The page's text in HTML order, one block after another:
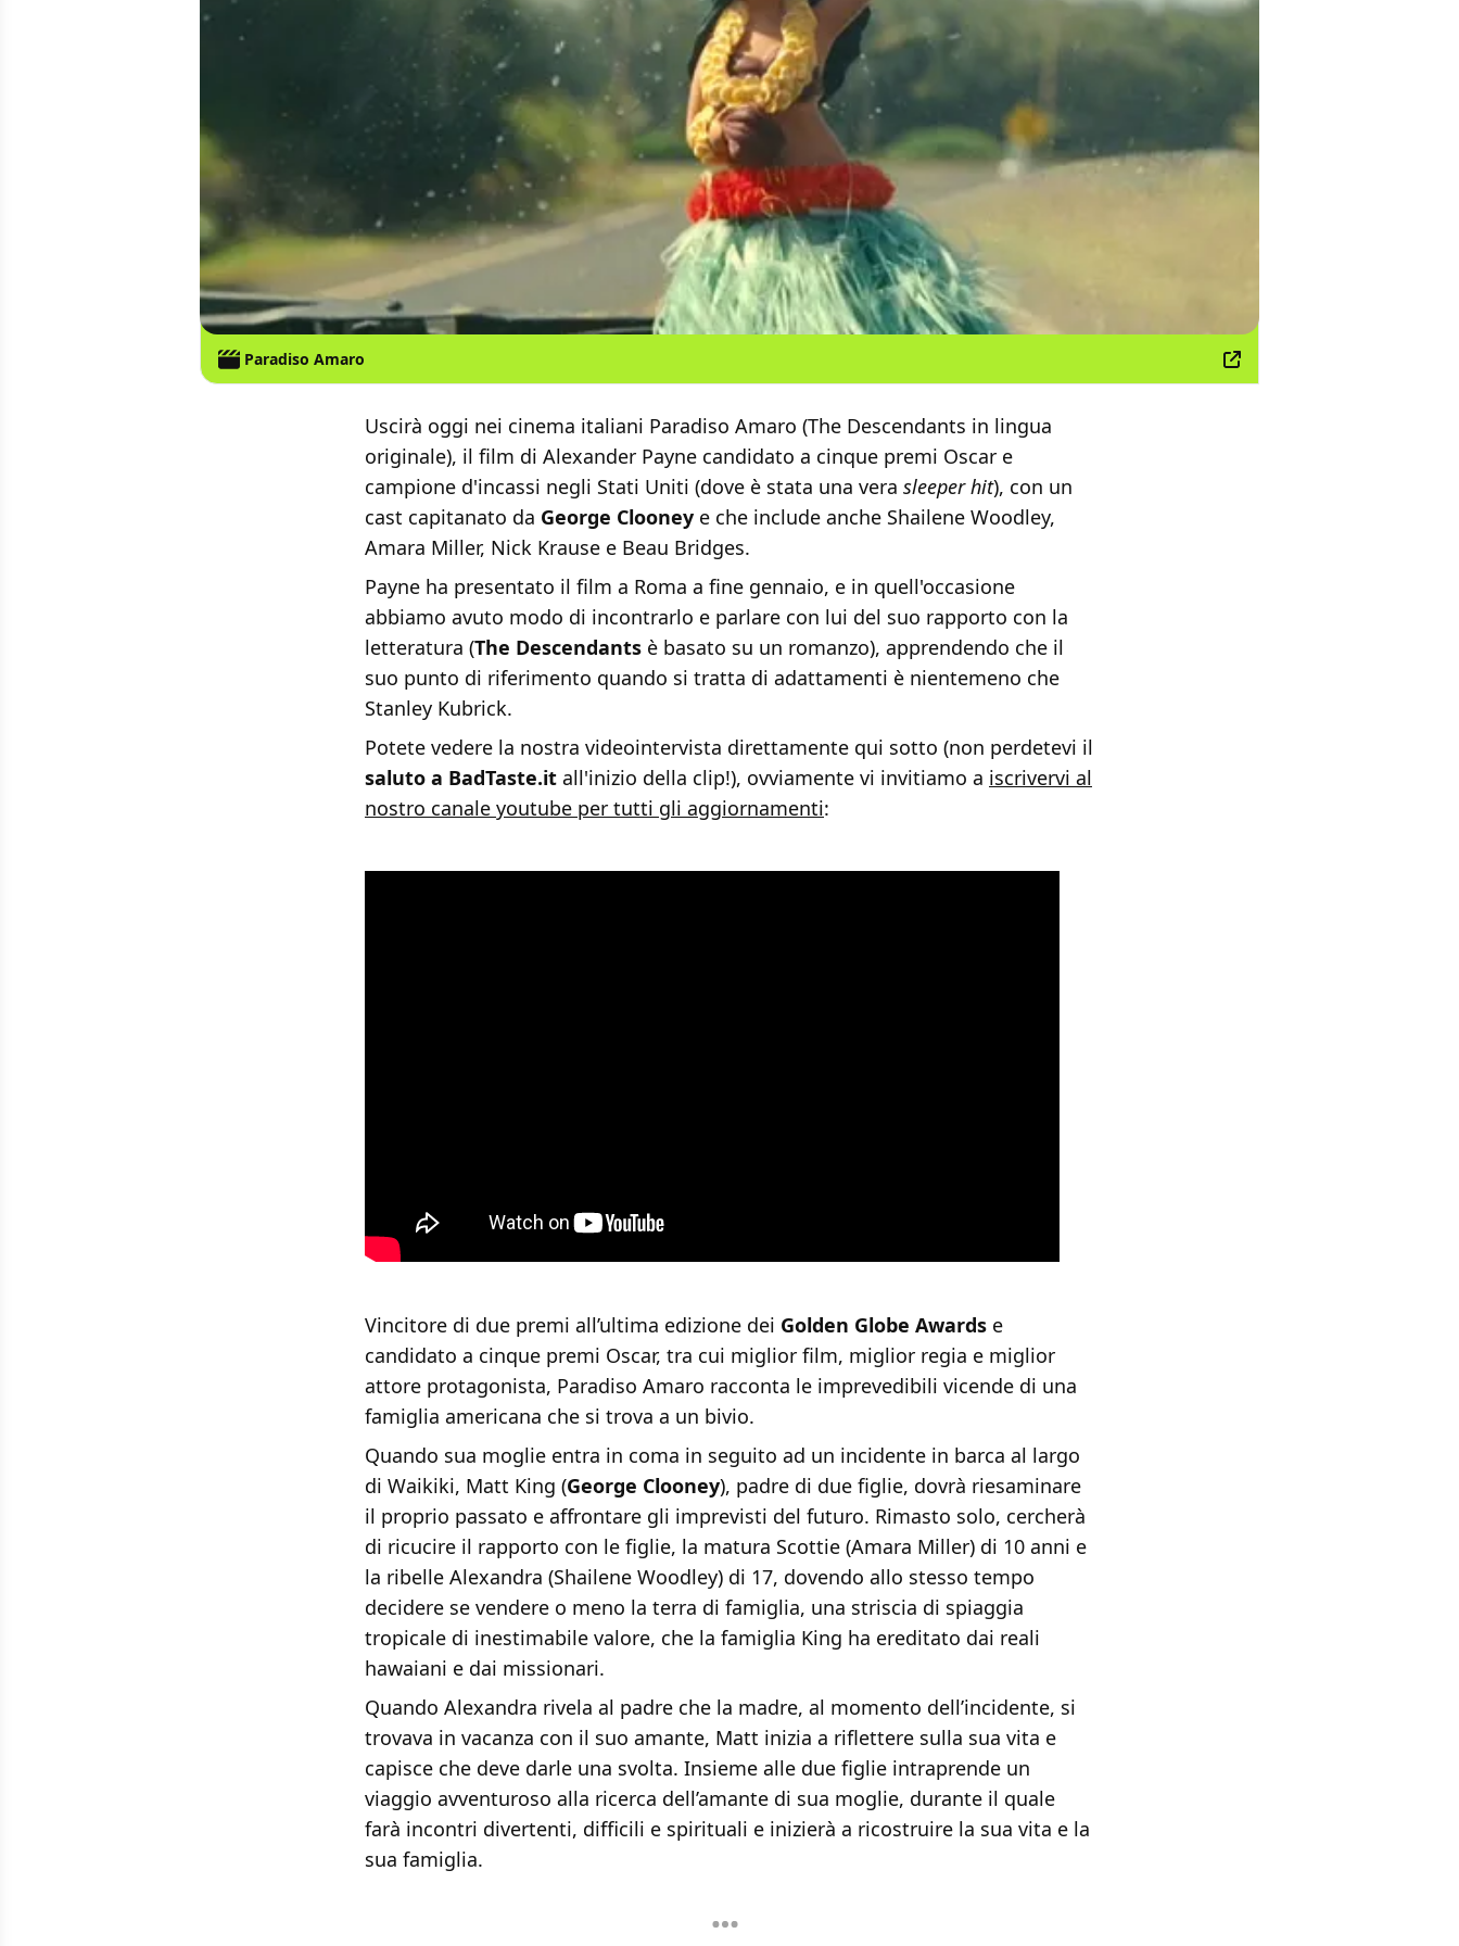
Paradiso Amaro
Uscirà oggi nei cinema italiani Paradiso Amaro (The Descendants in lingua
originale), il film di Alexander Payne candidato a cinque premi Oscar e
campione d'incassi negli Stati Uniti (dove è stata una vera sleeper hit), con un
cast capitanato da George Clooney e che include anche Shailene Woodley,
Amara Miller, Nick Krause e Beau Bridges.
Payne ha presentato il film a Roma a fine gennaio, e in quell'occasione
abbiamo avuto modo di incontrarlo e parlare con lui del suo rapporto con la
letteratura (The Descendants è basato su un romanzo), apprendendo che il
suo punto di riferimento quando si tratta di adattamenti è nientemeno che
Stanley Kubrick.
Potete vedere la nostra videointervista direttamente qui sotto (non perdetevi il
saluto a BadTaste.it all'inizio della clip!), ovviamente vi invitiamo a iscrivervi al
nostro canale youtube per tutti gli aggiornamenti:
Vincitore di due premi all’ultima edizione dei Golden Globe Awards e
candidato a cinque premi Oscar, tra cui miglior film, miglior regia e miglior
attore protagonista, Paradiso Amaro racconta le imprevedibili vicende di una
famiglia americana che si trova a un bivio.
Quando sua moglie entra in coma in seguito ad un incidente in barca al largo
di Waikiki, Matt King (George Clooney), padre di due figlie, dovrà riesaminare
il proprio passato e affrontare gli imprevisti del futuro. Rimasto solo, cercherà
di ricucire il rapporto con le figlie, la matura Scottie (Amara Miller) di 10 anni e
la ribelle Alexandra (Shailene Woodley) di 17, dovendo allo stesso tempo
decidere se vendere o meno la terra di famiglia, una striscia di spiaggia
tropicale di inestimabile valore, che la famiglia King ha ereditato dai reali
hawaiani e dai missionari.
Quando Alexandra rivela al padre che la madre, al momento dell’incidente, si
trovava in vacanza con il suo amante, Matt inizia a riflettere sulla sua vita e
capisce che deve darle una svolta. Insieme alle due figlie intraprende un
viaggio avventuroso alla ricerca dell’amante di sua moglie, durante il quale
farà incontri divertenti, difficili e spirituali e inizierà a ricostruire la sua vita e la
sua famiglia.